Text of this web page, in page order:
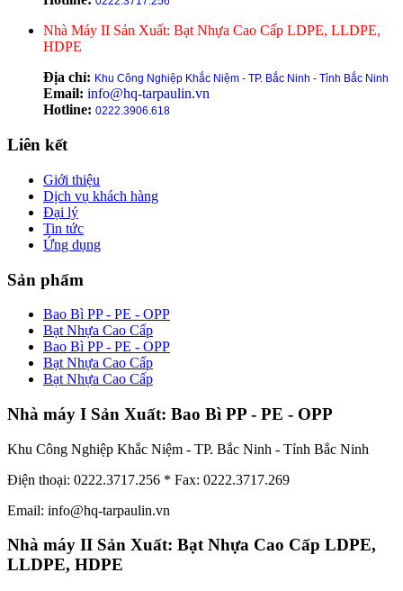
Nhà Máy II Sản Xuất: Bạt Nhựa Cao Cấp LDPE, LLDPE,
HDPE
Địa chỉ: Khu Công Nghiệp Khắc Niệm - TP. Bắc Ninh - Tỉnh Bắc Ninh
Email: info@hq-tarpaulin.vn
Hotline: 0222.3906.618
Liên kết
Giới thiệu
Dịch vụ khách hàng
Đại lý
Tin tức
Ứng dụng
Sản phẩm
Bao Bì PP - PE - OPP
Bạt Nhựa Cao Cấp
Bao Bì PP - PE - OPP
Bạt Nhựa Cao Cấp
Bạt Nhựa Cao Cấp
Nhà máy I Sản Xuất: Bao Bì PP - PE - OPP
Khu Công Nghiệp Khắc Niệm - TP. Bắc Ninh - Tỉnh Bắc Ninh
Điện thoại: 0222.3717.256 * Fax: 0222.3717.269
Email: info@hq-tarpaulin.vn
Nhà máy II Sản Xuất: Bạt Nhựa Cao Cấp LDPE,
LLDPE, HDPE